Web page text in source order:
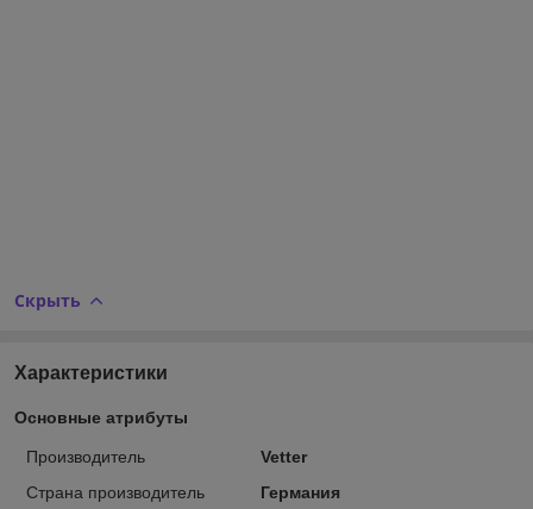
Скрыть
Характеристики
Основные атрибуты
Производитель
Vetter
Страна производитель
Германия